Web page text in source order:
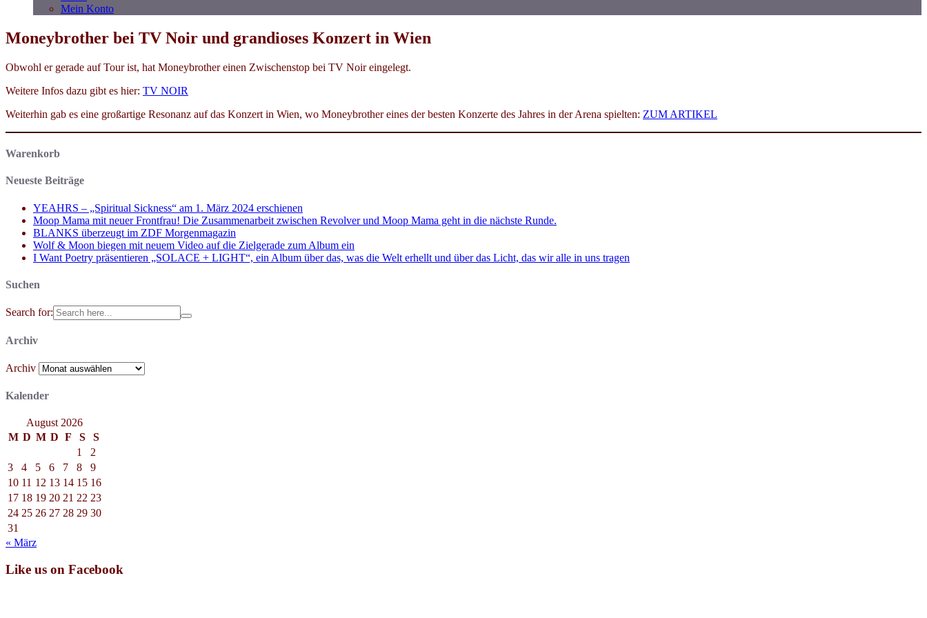
Mein Konto
Moneybrother bei TV Noir und grandioses Konzert in Wien
Obwohl er gerade auf Tour ist, hat Moneybrother einen Zwischenstop bei TV Noir eingelegt.
Weitere Infos dazu gibt es hier: TV NOIR
Weiterhin gab es eine großartige Resonanz auf das Konzert in Wien, wo Moneybrother eines der besten Konzerte des Jahres in der Arena spielten: ZUM ARTIKEL
Warenkorb
Neueste Beiträge
YEAHRS – „Spiritual Sickness“ am 1. März 2024 erschienen
Moop Mama mit neuer Frontfrau! Die Zusammenarbeit zwischen Revolver und Moop Mama geht in die nächste Runde.
BLANKS überzeugt im ZDF Morgenmagazin
Wolf & Moon biegen mit neuem Video auf die Zielgerade zum Album ein
I Want Poetry präsentieren „SOLACE + LIGHT“, ein Album über das, was die Welt erhellt und über das Licht, das wir alle in uns tragen
Suchen
Search for:
Archiv
Archiv
Kalender
August 2026
M D M D F S
S
1
2
3
4 5 6 7 8
9
10 11 12 13 14 15 16
17 18 19 20 21 22 23
24 25 26 27 28 29 30
31
« März
Like us on Facebook